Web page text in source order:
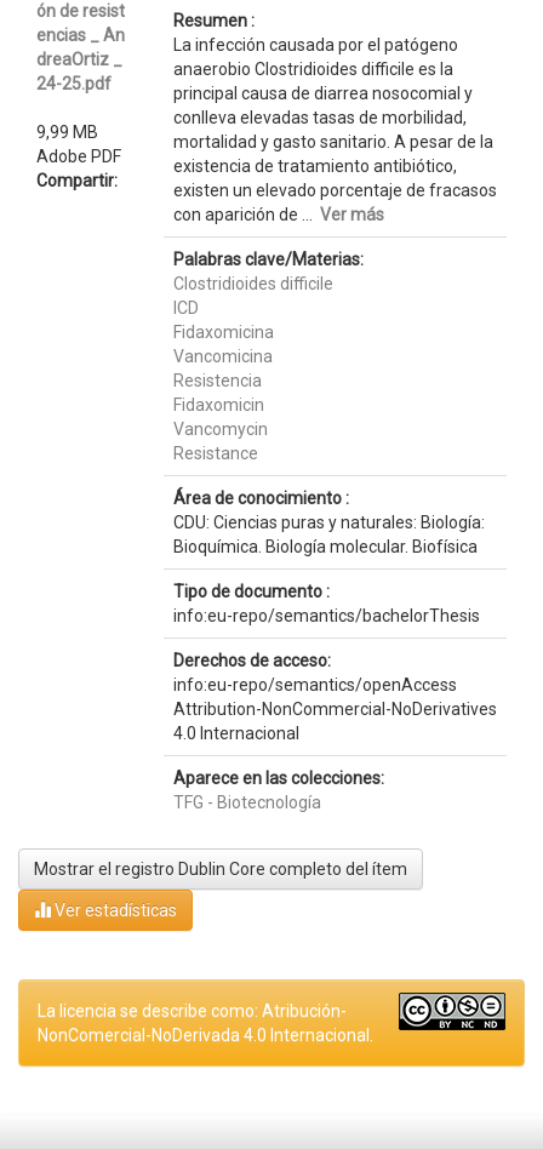
ón de resist
encias _ An
dreaOrtiz _
24-25.pdf
9,99 MB
Adobe PDF
Compartir:
Resumen :
La infección causada por el patógeno
anaerobio Clostridioides difficile es la
principal causa de diarrea nosocomial y
conlleva elevadas tasas de morbilidad,
mortalidad y gasto sanitario. A pesar de la
existencia de tratamiento antibiótico,
existen un elevado porcentaje de fracasos
con aparición de ... Ver más
Palabras clave/Materias:
Clostridioides difficile
ICD
Fidaxomicina
Vancomicina
Resistencia
Fidaxomicin
Vancomycin
Resistance
Área de conocimiento :
CDU: Ciencias puras y naturales: Biología:
Bioquímica. Biología molecular. Biofísica
Tipo de documento :
info:eu-repo/semantics/bachelorThesis
Derechos de acceso:
info:eu-repo/semantics/openAccess
Attribution-NonCommercial-NoDerivatives
4.0 Internacional
Aparece en las colecciones:
TFG - Biotecnología
Mostrar el registro Dublin Core completo del ítem
Ver estadísticas
La licencia se describe como: Atribución-
NonComercial-NoDerivada 4.0 Internacional.